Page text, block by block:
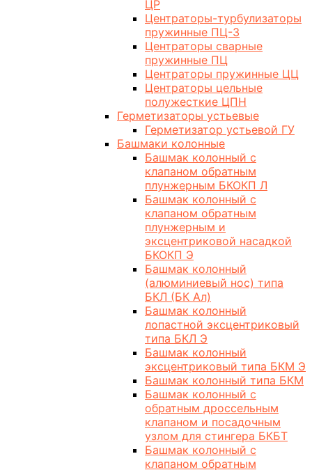
ЦР
Центраторы-турбулизаторы
пружинные ПЦ-3
Центраторы сварные
пружинные ПЦ
Центраторы пружинные ЦЦ
Центраторы цельные
полужесткие ЦПН
Герметизаторы устьевые
Герметизатор устьевой ГУ
Башмаки колонные
Башмак колонный с
клапаном обратным
плунжерным БКОКП Л
Башмак колонный с
клапаном обратным
плунжерным и
эксцентриковой насадкой
БКОКП Э
Башмак колонный
(алюминиевый нос) типа
БКЛ (БК Ал)
Башмак колонный
лопастной эксцентриковый
типа БКЛ Э
Башмак колонный
эксцентриковый типа БКМ Э
Башмак колонный типа БКМ
Башмак колонный с
обратным дроссельным
клапаном и посадочным
узлом для стингера БКБТ
Башмак колонный с
клапаном обратным